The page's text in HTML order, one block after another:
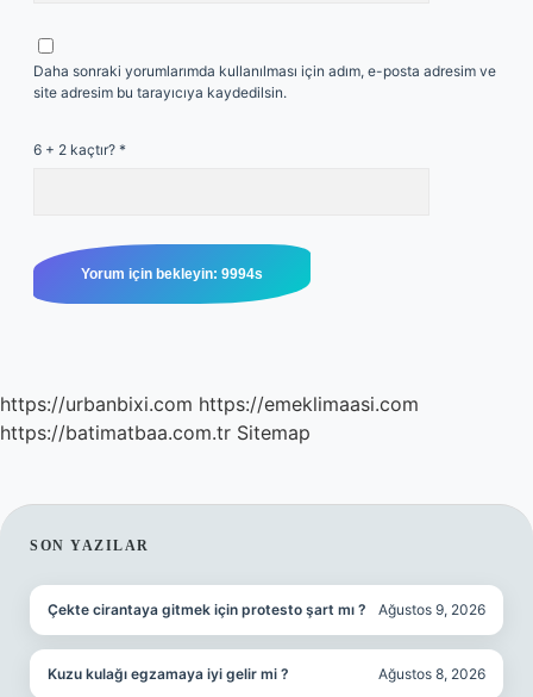
Daha sonraki yorumlarımda kullanılması için adım, e-posta adresim ve
site adresim bu tarayıcıya kaydedilsin.
6 + 2 kaçtır? *
https://urbanbixi.com https://emeklimaasi.com
https://batimatbaa.com.tr Sitemap
SIDEBAR
SON YAZILAR
Çekte cirantaya gitmek için protesto şart mı ? Ağustos 9, 2026
Kuzu kulağı egzamaya iyi gelir mi ? Ağustos 8, 2026